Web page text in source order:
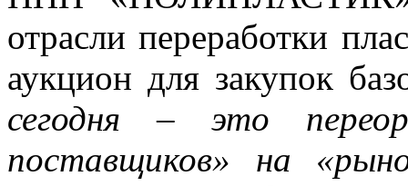
отрасли переработки
аукцион для закупок
сегодня – это
поставщиков» на